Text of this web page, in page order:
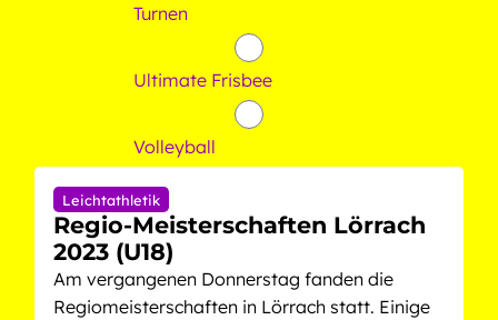
Turnen
Ultimate Frisbee
Volleyball
Leichtathletik
Regio-Meisterschaften Lörrach
2023 (U18)
Am vergangenen Donnerstag fanden die
Regiomeisterschaften in Lörrach statt. Einige